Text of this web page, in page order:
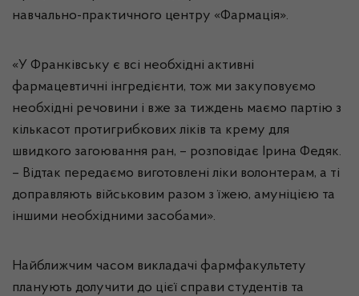
навчально-практичного центру «Фармація».
«У Франківську є всі необхідні активні
фармацевтичні інгредієнти, тож ми закуповуємо
необхідні речовини і вже за тиждень маємо партію з
кількасот протигрибкових ліків та крему для
швидкого загоювання ран, – розповідає Ірина Федяк.
– Відтак передаємо виготовлені ліки волонтерам, а ті
доправляють військовим разом з їжею, амуніцією та
іншими необхідними засобами».
Найближчим часом викладачі фармфакультету
планують долучити до цієї справи студентів та